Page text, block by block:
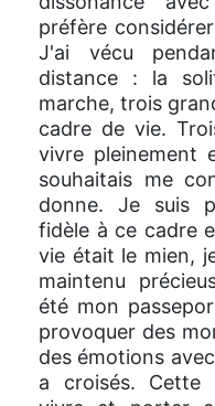
préfère
J'ai vécu
distance : la
marche, trois
cadre de vie.
vivre pleinement
souhaitais me
donne. Je suis
fidèle à ce cadre
vie était le mien,
maintenu
été mon
provoquer des
des émotions
a croisés. Cette